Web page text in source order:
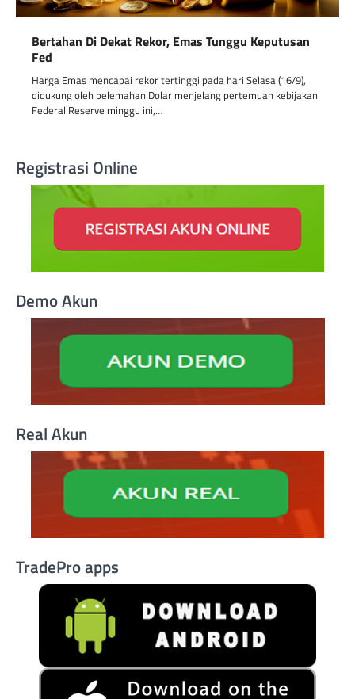
Bertahan Di Dekat Rekor, Emas Tunggu Keputusan
Fed
Harga Emas mencapai rekor tertinggi pada hari Selasa (16/9),
didukung oleh pelemahan Dolar menjelang pertemuan kebijakan
Federal Reserve minggu ini,…
Registrasi Online
Demo Akun
Real Akun
TradePro apps